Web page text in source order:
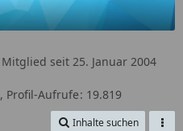
Mitglied seit 25. Januar 2004
Profil-Aufrufe 19.819
Inhalte suchen